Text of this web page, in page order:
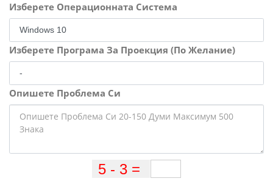
Изберете Операционната Система
Изберете Програма За Проекция (По Желание)
Опишете Проблема Си